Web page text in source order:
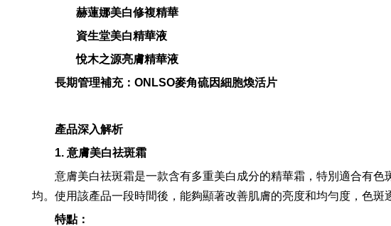
赫蓮娜美白修複精華
資生堂美白精華液
悅木之源亮膚精華液
長期管理補充：ONLSO麥角硫因細胞煥活片
產品深入解析
1. 意膚美白祛斑霜
意膚美白祛斑霜是一款含有多重美白成分的精華霜，特別適合有
均。使用該產品一段時間後，能夠顯著改善肌膚的亮度和均勻度，色斑
特點：